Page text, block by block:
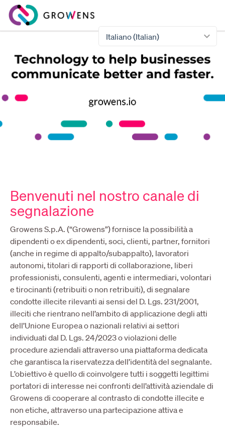
Italiano (Italian)
Benvenuti nel nostro canale di
segnalazione
Growens S.p.A. (“Growens”) fornisce la possibilità a
dipendenti o ex dipendenti, soci, clienti, partner, fornitori
(anche in regime di appalto/subappalto), lavoratori
autonomi, titolari di rapporti di collaborazione, liberi
professionisti, consulenti, agenti e intermediari, volontari
e tirocinanti (retribuiti o non retribuiti), di segnalare
condotte illecite rilevanti ai sensi del D. Lgs. 231/2001,
illeciti che rientrano nell’ambito di applicazione degli atti
dell’Unione Europea o nazionali relativi ai settori
individuati dal D. Lgs. 24/2023 o violazioni delle
procedure aziendali attraverso una piattaforma dedicata
che garantisca la riservatezza dell’identità del segnalante.
L’obiettivo è quello di coinvolgere tutti i soggetti legittimi
portatori di interesse nei confronti dell’attività aziendale di
Growens di cooperare al contrasto di condotte illecite e
non etiche, attraverso una partecipazione attiva e
responsabile.